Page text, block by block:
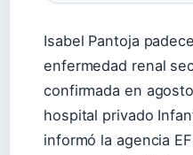
Isabel Pantoja
enfermedad renal
confirmada en
hospital privado
informó la agencia